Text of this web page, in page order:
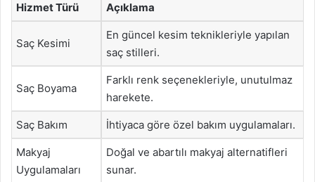
Hizmet Türü Açıklama
Saç Kesimi
En güncel kesim teknikleriyle yapılan
saç stilleri.
Saç Boyama
Farklı renk seçenekleriyle, unutulmaz
harekete.
Saç Bakım İhtiyaca göre özel bakım uygulamaları.
Makyaj
Uygulamaları
Doğal ve abartılı makyaj alternatifleri
sunar.